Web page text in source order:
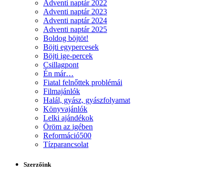
Adventi naptár 2022
Adventi naptár 2023
Adventi naptár 2024
Adventi naptár 2025
Boldog böjtöt!
Böjti egypercesek
Böjti ige-percek
Csillagpont
Én már…
Fiatal felnőttek problémái
Filmajánlók
Halál, gyász, gyászfolyamat
Könyvajánlók
Lelki ajándékok
Öröm az igében
Reformáció500
Tízparancsolat
Szerzőink